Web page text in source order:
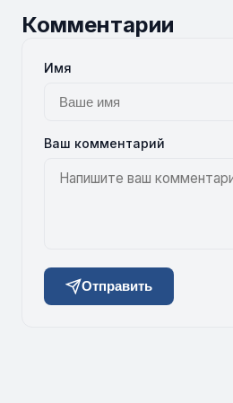
Комментарии
Имя
Ваш комментарий
Отправить